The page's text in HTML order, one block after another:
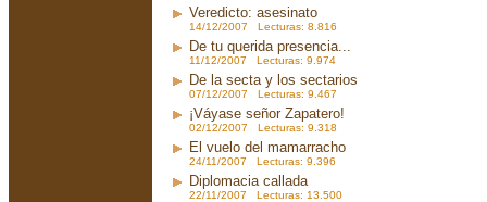
Veredicto: asesinato
14/12/2007 Lecturas: 8.816
De tu querida presencia...
11/12/2007 Lecturas: 9.974
De la secta y los sectarios
07/12/2007 Lecturas: 9.467
¡Váyase señor Zapatero!
02/12/2007 Lecturas: 9.318
El vuelo del mamarracho
24/11/2007 Lecturas: 9.396
Diplomacia callada
22/11/2007 Lecturas: 13.500